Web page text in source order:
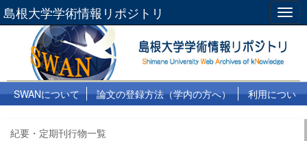
島根大学学術情報リポジトリ
SWANについて 論文の登録方法（学内の方へ）
利用につい
紀要・定期刊行物一覧